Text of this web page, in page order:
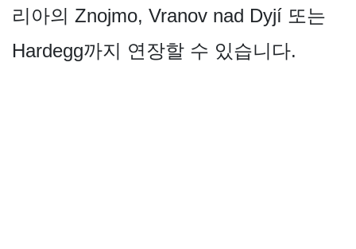
리아의 Znojmo, Vranov nad Dyjí 또는
Hardegg까지 연장할 수 있습니다.